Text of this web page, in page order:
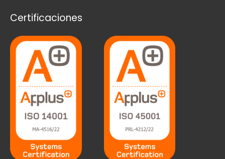
Certificaciones